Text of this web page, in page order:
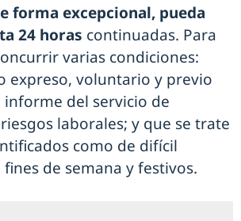
forma excepcional, pueda
24 horas continuadas. Para
varias condiciones:
expreso, voluntario y previo
del servicio de
laborales; y que se trate
como de difícil
de semana y festivos.